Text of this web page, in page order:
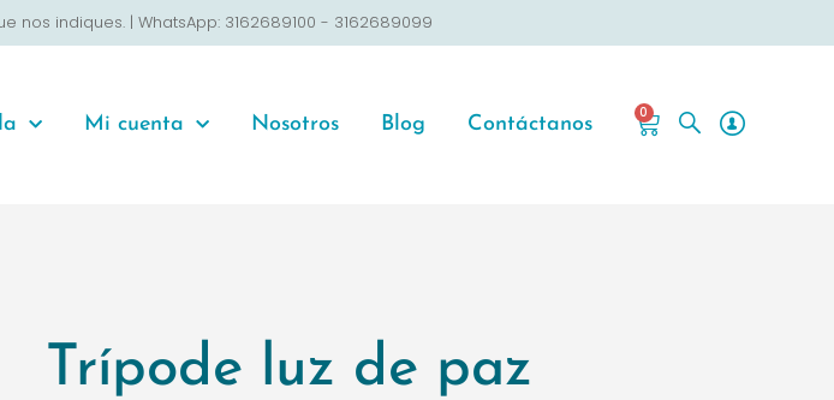
indiques. | WhatsApp: 3162689100 - 3162689099
Mi cuenta Nosotros Blog Contáctanos 0
Trípode luz de paz